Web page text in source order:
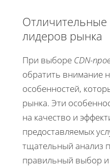
Отличительные
лидеров рынка
При выборе CDN-
обратить внимание
особенностей,
рынка. Эти
на качество и
предоставляемых
тщательный анализ
правильный выбор и